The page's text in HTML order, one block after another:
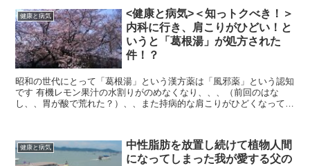
健康と病気
<健康と病気>＜知っトクべき！＞
内科に行き、肩こりがひどい！と
いうと「葛根湯」が処方された
件！？
昭和の世代にとって「葛根湯」という漢方薬は「風邪薬」という認知
です 有機レモン果汁の水割りがのめなくなり、、、（前回のはな
し、、胃が酸で荒れた？）、、また持病的な肩こりがひどくなってき
健康と病気
中性脂肪を放置し続けて植物人間
になってしまった我が愛する父の